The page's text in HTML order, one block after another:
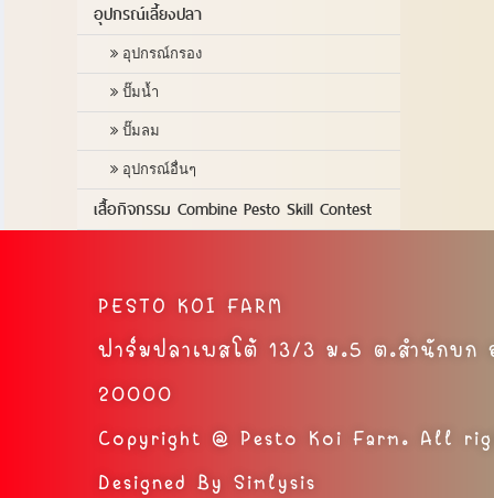
อุปกรณ์เลี้ยงปลา
อุปกรณ์กรอง
ปั๊มน้ำ
ปั๊มลม
อุปกรณ์อื่นๆ
เสื้อกิจกรรม Combine Pesto Skill Contest
PESTO KOI FARM
ฟาร์มปลาเพสโต้ 13/3 ม.5 ต.สำนักบก
20000
Copyright @ Pesto Koi Farm. All
Designed By Simlysis